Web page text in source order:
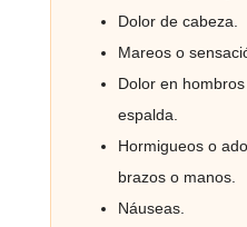
Dolor de cabeza.
Mareos o
Dolor en
espalda.
Hormigueos o
brazos o manos.
Náuseas.